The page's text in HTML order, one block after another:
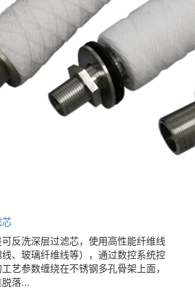
反洗深层过滤芯，使用高性能纤维线
线、玻璃纤维线等），通过数控系统控
艺参数缠绕在不锈钢多孔骨架上面，
落...